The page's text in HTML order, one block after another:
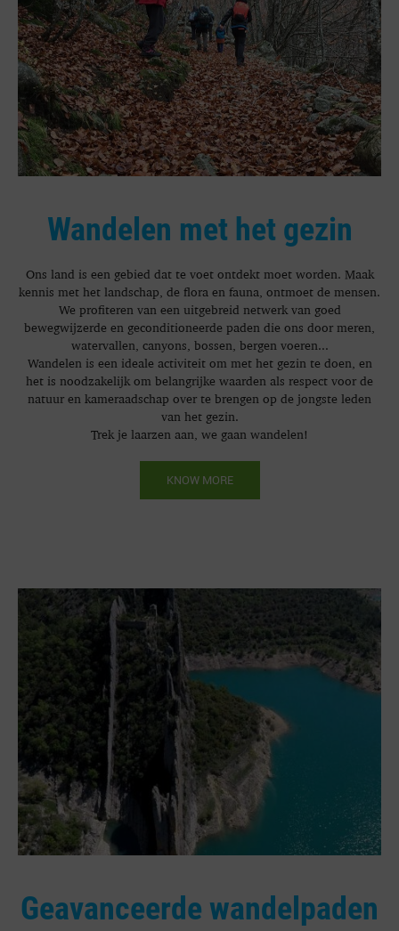
Wandelen met het gezin
Ons land is een gebied dat te voet ontdekt moet worden. Maak
kennis met het landschap, de flora en fauna, ontmoet de mensen.
We profiteren van een uitgebreid netwerk van goed
bewegwijzerde en geconditioneerde paden die ons door meren,
watervallen, canyons, bossen, bergen voeren...
Wandelen is een ideale activiteit om met het gezin te doen, en
het is noodzakelijk om belangrijke waarden als respect voor de
natuur en kameraadschap over te brengen op de jongste leden
van het gezin.
Trek je laarzen aan, we gaan wandelen!
KNOW MORE
Geavanceerde wandelpaden